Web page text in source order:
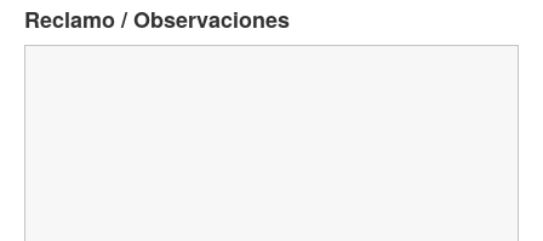
Reclamo / Observaciones